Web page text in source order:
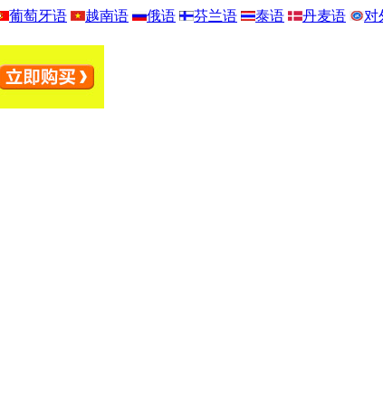
葡萄牙语 越南语 俄语 芬兰语 泰语 丹麦语 对